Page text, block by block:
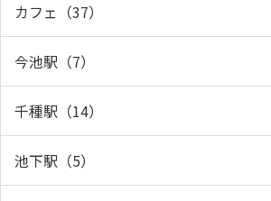
カフェ（37）
今池駅（7）
千種駅（14）
池下駅（5）